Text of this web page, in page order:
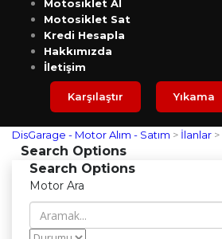
Motosiklet Al
Motosiklet Sat
Kredi Hesapla
Hakkımızda
İletişim
Karşılaştır Yıkama
DisGarage - Motor Alım - Satım > İlanlar >
Search Options
Search Options
Motor Ara